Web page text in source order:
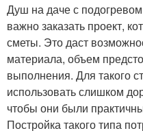
Душ на даче с
важно заказать проект,
сметы. Это даст
материала, объем
выполнения. Для такого
использовать слишком
чтобы они были
Постройка такого типа